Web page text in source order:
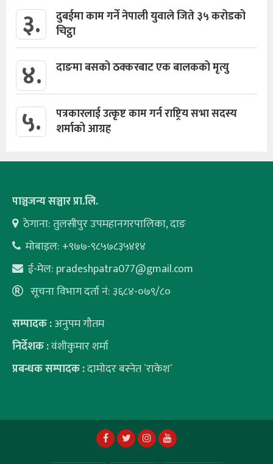
३.
दुबईमा काम गर्ने नेपाली युवाले जिते ३५ करोडको
चिट्ठा
४. दाङमा बसको ठक्करबाट एक बालकको मृत्यु
५.
पत्रकारलाई उत्कृष्ट काम गर्न राष्ट्रिय सभा सदस्य
शर्माको आग्रह
पाञ्चजन्य सञ्चार प्रा.लि.
ठेगाना: तुलसीपुर उपमहानगरपालिका, दाङ
मोबाइल: +९७७-९८५७८३५४१४
ई-मेल: pradeshpatra077@gmail.com
सूचना विभाग दर्ता नं: ३६८४-०७९/८०
सम्पादक :अनुपम गौतम
निर्देशक :वंशीकुमार शर्मा
प्रबन्धक सम्पादक :दामोदर बस्नेत `राकेश´